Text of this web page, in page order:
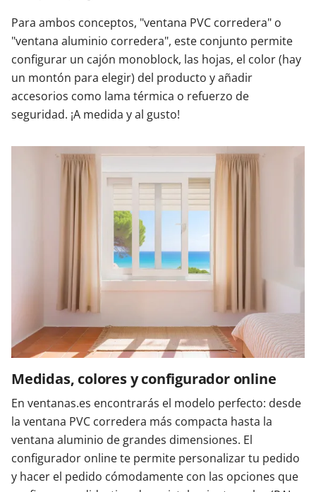
Para ambos conceptos, "ventana PVC corredera" o
"ventana aluminio corredera", este conjunto permite
configurar un cajón monoblock, las hojas, el color (hay
un montón para elegir) del producto y añadir
accesorios como lama térmica o refuerzo de
seguridad. ¡A medida y al gusto!
Medidas, colores y configurador online
En ventanas.es encontrarás el modelo perfecto: desde
la ventana PVC corredera más compacta hasta la
ventana aluminio de grandes dimensiones. El
configurador online te permite personalizar tu pedido
y hacer el pedido cómodamente con las opciones que